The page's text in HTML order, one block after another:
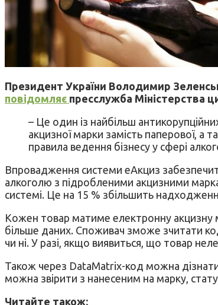
Президент України Володимир
повідомляє пресслужба Міністерства
– Це один із найбільш
акцизної марки замість паперової, а
правила ведення бізнесу у сфері
Впровадження системи еАкциз
алкоголю з підробленими акцизними
системі. Це на 15 % збільшить
Кожен товар матиме електронну акцизну
більше даних. Споживач зможе зчитати
чи ні. У разі, якщо виявиться, що товар
Також через DataMatrix-код можна
можна звірити з нанесеним на марку,
Читайте також: